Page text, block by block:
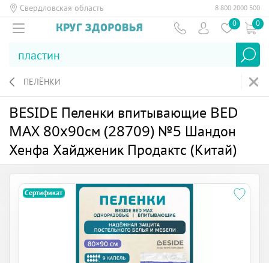
Свердловская область 8 800 2000 500
0 0
ПЕЛЁНКИ
BESIDE Пеленки впитывающие BED
MAX 80x90см (28709) №5 Шандон
Хенфа Хайдженик Продактс (Китай)
Сертификат